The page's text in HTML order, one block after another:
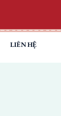
LIÊN HỆ